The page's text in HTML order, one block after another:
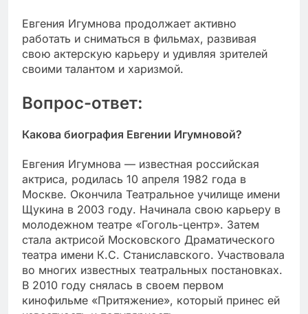
Евгения Игумнова продолжает активно
работать и сниматься в фильмах, развивая
свою актерскую карьеру и удивляя зрителей
своими талантом и харизмой.
Вопрос-ответ:
Какова биография Евгении Игумновой?
Евгения Игумнова — известная российская
актриса, родилась 10 апреля 1982 года в
Москве. Окончила Театральное училище имени
Щукина в 2003 году. Начинала свою карьеру в
молодежном театре «Гоголь-центр». Затем
стала актрисой Московского Драматического
театра имени К.С. Станиславского. Участвовала
во многих известных театральных постановках.
В 2010 году снялась в своем первом
кинофильме «Притяжение», который принес ей